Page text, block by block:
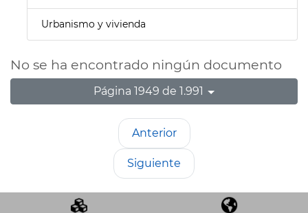
Urbanismo y vivienda
No se ha encontrado ningún documento
Página 1949 de 1.991
Anterior
Siguiente